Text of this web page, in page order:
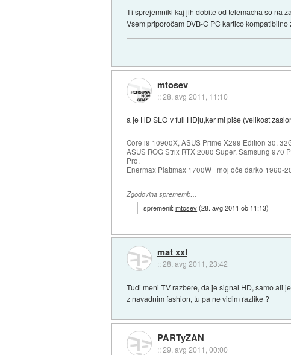
Ti sprejemniki kaj jih dobite od telemacha so na
Vsem priporočam DVB-C PC kartico
mtosev
::28. avg 2011, 11:10
a je HD SLO v full HDju,ker mi piše (velikost
Core i9 10900X, ASUS Prime X299 Edition 30,
ASUS ROG Strix RTX 2080 Super, Samsung 970
Pro,
Enermax Platimax 1700W | moj oče darko 1960-
Zgodovina sprememb…
spremenil:mtosev(28. avg 2011 ob 11:13)
mat xxl
::28. avg 2011, 23:42
Tudi meni TV razbere, da je signal HD, samo ali
z navadnim fashion, tu pa ne vidim razlike ?
PARTyZAN
::29. avg 2011, 00:00